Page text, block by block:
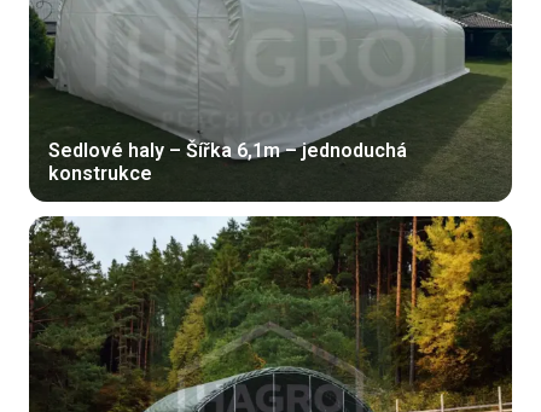
Sedlové haly – Šířka 6,1m – jednoduchá
konstrukce